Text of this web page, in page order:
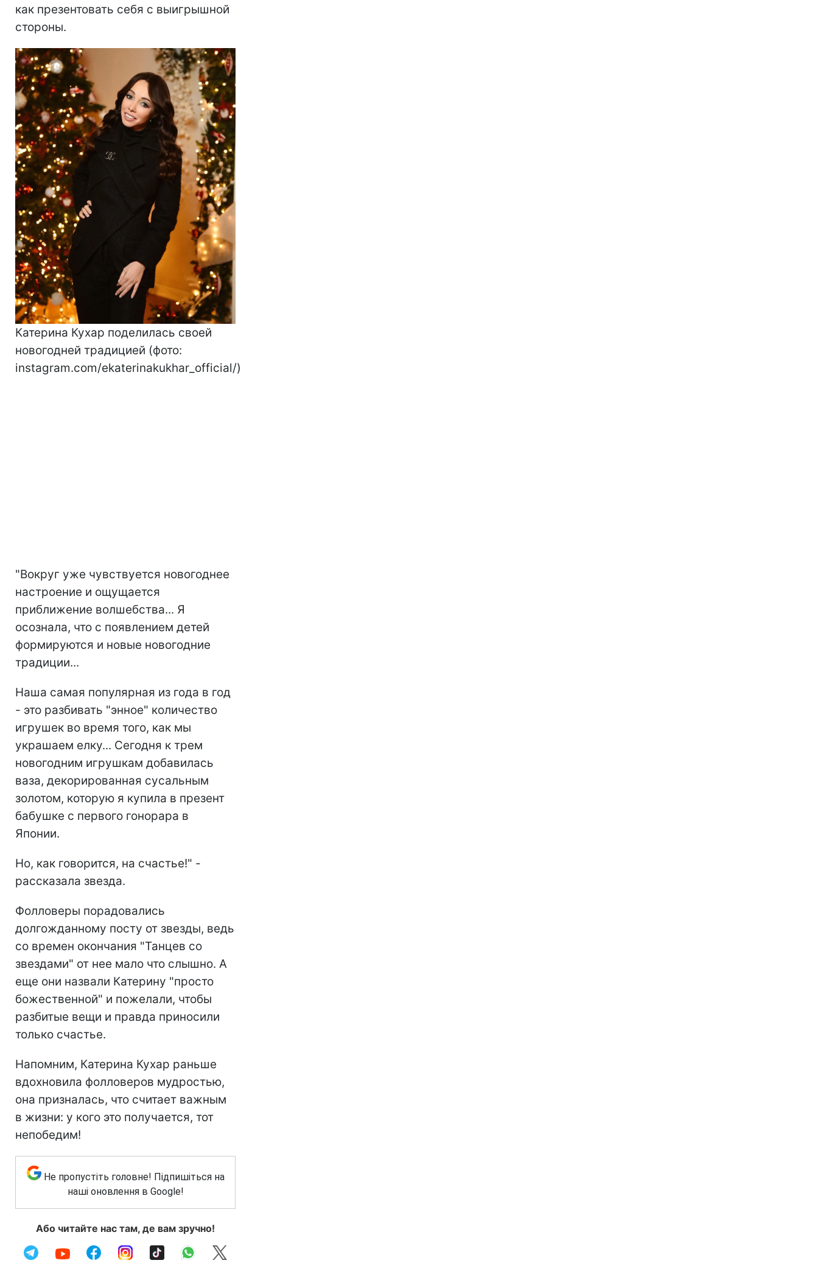
как презентовать себя с выигрышной
стороны.
Катерина Кухар поделилась своей
новогодней традицией (фото:
instagram.com/ekaterinakukhar_official/)
"Вокруг уже чувствуется новогоднее
настроение и ощущается
приближение волшебства... Я
осознала, что с появлением детей
формируются и новые новогодние
традиции...
Наша самая популярная из года в год
- это разбивать "энное" количество
игрушек во время того, как мы
украшаем елку... Сегодня к трем
новогодним игрушкам добавилась
ваза, декорированная сусальным
золотом, которую я купила в презент
бабушке с первого гонорара в
Японии.
Но, как говорится, на счастье!" -
рассказала звезда.
Фолловеры порадовались
долгожданному посту от звезды, ведь
со времен окончания "Танцев со
звездами" от нее мало что слышно. А
еще они назвали Катерину "просто
божественной" и пожелали, чтобы
разбитые вещи и правда приносили
только счастье.
Напомним, Катерина Кухар раньше
вдохновила фолловеров мудростью,
она призналась, что считает важным
в жизни: у кого это получается, тот
непобедим!
Не пропустіть головне! Підпишіться на
наші оновлення в Google!
Або читайте нас там, де вам зручно!